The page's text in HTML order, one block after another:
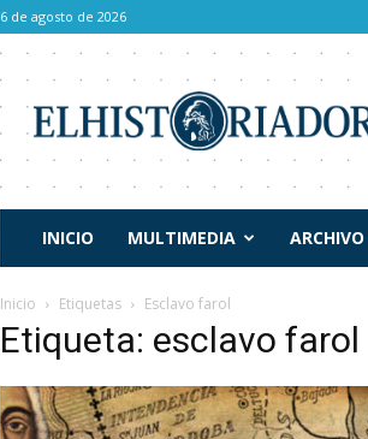
6 de agosto de 2026
Historiador
INICIO MULTIMEDIA ARCHIVO
Inicio Etiquetas Esclavo farol
Etiqueta: esclavo farol